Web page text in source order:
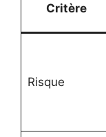
Critère
Risque